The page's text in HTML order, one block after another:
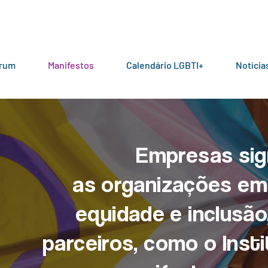
Manifestos Calendário LGBTI+
Empresas
as organizações
equidade e
parceiros, como o